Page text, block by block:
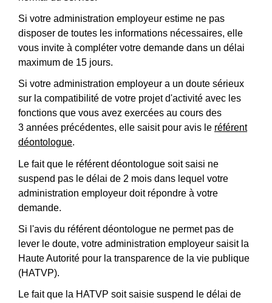
Si votre administration employeur estime ne pas
disposer de toutes les informations nécessaires, elle
vous invite à compléter votre demande dans un délai
maximum de 15 jours.
Si votre administration employeur a un doute sérieux
sur la compatibilité de votre projet d'activité avec les
fonctions que vous avez exercées au cours des
3 années précédentes, elle saisit pour avis le référent
déontologue.
Le fait que le référent déontologue soit saisi ne
suspend pas le délai de 2 mois dans lequel votre
administration employeur doit répondre à votre
demande.
Si l'avis du référent déontologue ne permet pas de
lever le doute, votre administration employeur saisit la
Haute Autorité pour la transparence de la vie publique
(HATVP).
Le fait que la HATVP soit saisie suspend le délai de